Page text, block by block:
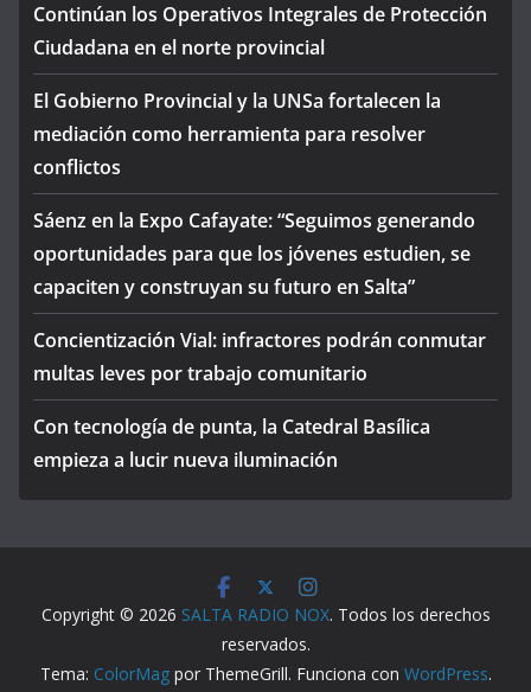
Continúan los Operativos Integrales de Protección
Ciudadana en el norte provincial
El Gobierno Provincial y la UNSa fortalecen la
mediación como herramienta para resolver
conflictos
Sáenz en la Expo Cafayate: “Seguimos generando
oportunidades para que los jóvenes estudien, se
capaciten y construyan su futuro en Salta”
Concientización Vial: infractores podrán conmutar
multas leves por trabajo comunitario
Con tecnología de punta, la Catedral Basílica
empieza a lucir nueva iluminación
Copyright © 2026 SALTA RADIO NOX. Todos los derechos
reservados.
Tema: ColorMagpor ThemeGrill. Funciona con WordPress.